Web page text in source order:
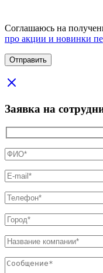
Соглашаюсь на
про акции и новинки
Заявка на